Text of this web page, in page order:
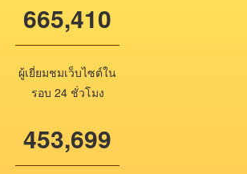
665,410
ผู้เยี่ยมชมเว็บไซต์ใน
รอบ 24 ชั่วโมง
453,699